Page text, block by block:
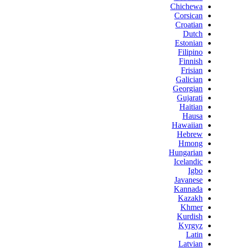
Chichewa
Corsican
Croatian
Dutch
Estonian
Filipino
Finnish
Frisian
Galician
Georgian
Gujarati
Haitian
Hausa
Hawaiian
Hebrew
Hmong
Hungarian
Icelandic
Igbo
Javanese
Kannada
Kazakh
Khmer
Kurdish
Kyrgyz
Latin
Latvian